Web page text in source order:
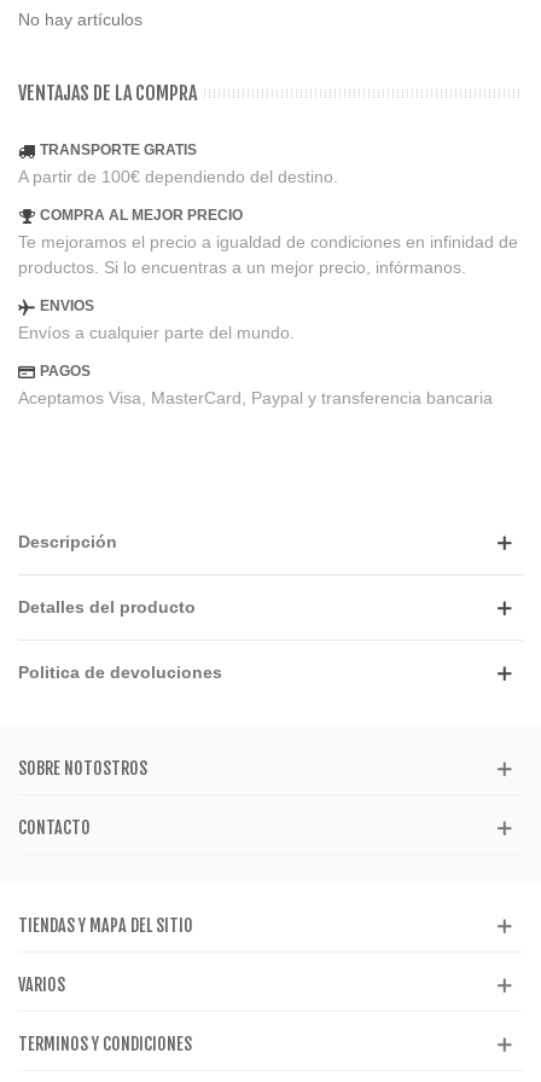
No hay artículos
VENTAJAS DE LA COMPRA
TRANSPORTE GRATIS
A partir de 100€ dependiendo del destino.
COMPRA AL MEJOR PRECIO
Te mejoramos el precio a igualdad de condiciones en infinidad de
productos. Si lo encuentras a un mejor precio, infórmanos.
ENVIOS
Envíos a cualquier parte del mundo.
PAGOS
Aceptamos Visa, MasterCard, Paypal y transferencia bancaria
Descripción
Detalles del producto
Politica de devoluciones
SOBRE NOTOSTROS
CONTACTO
TIENDAS Y MAPA DEL SITIO
VARIOS
TERMINOS Y CONDICIONES